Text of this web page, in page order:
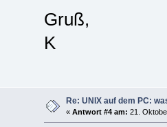
Gruß,
K
Re: UNIX auf dem PC:
« Antwort #4 am: 21.